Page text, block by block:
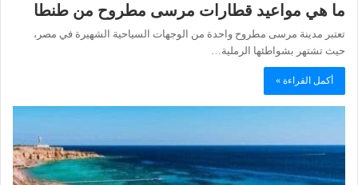
ما هي مواعيد قطارات مرسى مطروح من طنطا
تعتبر مدينة مرسى مطروح واحدة من الوجهات السياحية الشهيرة في مصر،
حيث تشتهر بشواطئها الرملية…
أكمل القراءة »